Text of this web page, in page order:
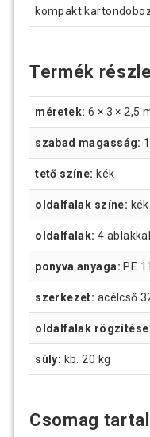
kompakt
Termék
méretek: 6 × 3 × 2,5
szabad magasság:
tető színe: kék
oldalfalak színe:
oldalfalak: 4
ponyva anyaga: PE
szerkezet: acélcső
oldalfalak rögzítése
súly: kb. 20 kg
Csomag